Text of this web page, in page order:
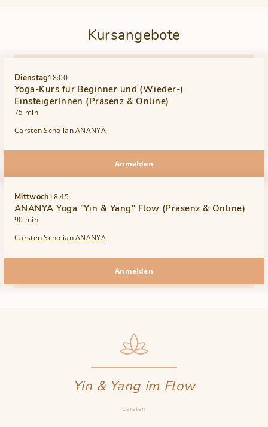
Kursangebote
Dienstag18:00
Yoga-Kurs für Beginner und (Wieder-)
EinsteigerInnen (Präsenz & Online)
75 min
Carsten Scholian ANANYA
Anmelden
Mittwoch18:45
ANANYA Yoga "Yin & Yang" Flow (Präsenz & Online)
90 min
Carsten Scholian ANANYA
Anmelden
Yin & Yang im Flow
Carsten